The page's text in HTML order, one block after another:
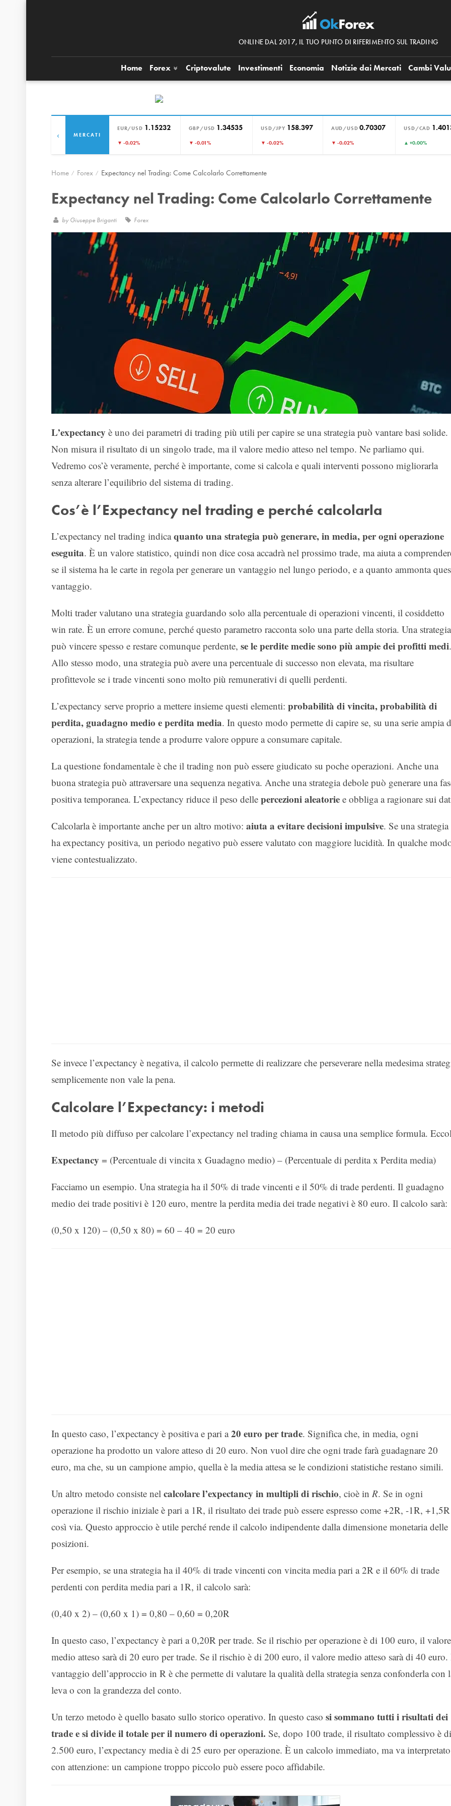
ONLINE DAL 2017, IL TUO PUNTO DI RIFERIMENTO SUL TRADING
Home Forex Criptovalute Investimenti Economia Notizie dai Mercati Cambi
MERCATI
EUR/USD 1.15232
▼ -0.02%
GBP/USD 1.34535
▼ -0.01%
USD/JPY 158.397
▼ -0.02%
AUD/USD 0.70307
▼ -0.02%
USD/CAD
▲ +0.00%
‹
Home Forex Expectancy nel Trading: Come Calcolarlo Correttamente
Expectancy nel Trading: Come Calcolarlo Correttamente
by Giuseppe Briganti Forex
L’expectancy è uno dei parametri di trading più utili per capire se una strategia può vantare basi solide.
Non misura il risultato di un singolo trade, ma il valore medio atteso nel tempo. Ne parliamo qui.
Vedremo cos’è veramente, perché è importante, come si calcola e quali interventi possono migliorarla
senza alterare l’equilibrio del sistema di trading.
Cos’è l’Expectancy nel trading e perché calcolarla
L’expectancy nel trading indicaquanto una strategia può generare, in media, per ogni operazione
eseguita. È un valore statistico, quindi non dice cosa accadrà nel prossimo trade, ma aiuta a
se il sistema ha le carte in regola per generare un vantaggio nel lungo periodo, e a quanto ammonta
vantaggio.
Molti trader valutano una strategia guardando solo alla percentuale di operazioni vincenti, il cosiddetto
win rate. È un errore comune, perché questo parametro racconta solo una parte della storia. Una strategia
può vincere spesso e restare comunque perdente, se le perdite medie sono più ampie dei profitti medi.
Allo stesso modo, una strategia può avere una percentuale di successo non elevata, ma risultare
profittevole se i trade vincenti sono molto più remunerativi di quelli perdenti.
L’expectancy serve proprio a mettere insieme questi elementi: probabilità di vincita, probabilità di
perdita, guadagno medio e perdita media. In questo modo permette di capire se, su una serie ampia
operazioni, la strategia tende a produrre valore oppure a consumare capitale.
La questione fondamentale è che il trading non può essere giudicato su poche operazioni. Anche una
buona strategia può attraversare una sequenza negativa. Anche una strategia debole può generare una
positiva temporanea. L’expectancy riduce il peso delle percezioni aleatorie e obbliga a ragionare sui
Calcolarla è importante anche per un altro motivo: aiuta a evitare decisioni impulsive. Se una strategia
ha expectancy positiva, un periodo negativo può essere valutato con maggiore lucidità. In qualche
viene contestualizzato.
Se invece l’expectancy è negativa, il calcolo permette di realizzare che perseverare nella medesima
semplicemente non vale la pena.
Calcolare l’Expectancy: i metodi
Il metodo più diffuso per calcolare l’expectancy nel trading chiama in causa una semplice formula.
Expectancy = (Percentuale di vincita x Guadagno medio) – (Percentuale di perdita x Perdita media)
Facciamo un esempio. Una strategia ha il 50% di trade vincenti e il 50% di trade perdenti. Il guadagno
medio dei trade positivi è 120 euro, mentre la perdita media dei trade negativi è 80 euro. Il calcolo sarà:
(0,50 x 120) – (0,50 x 80) = 60 – 40 = 20 euro
In questo caso, l’expectancy è positiva e pari a20 euro per trade. Significa che, in media, ogni
operazione ha prodotto un valore atteso di 20 euro. Non vuol dire che ogni trade farà guadagnare 20
euro, ma che, su un campione ampio, quella è la media attesa se le condizioni statistiche restano simili.
Un altro metodo consiste nel calcolare l’expectancy in multipli di rischio, cioè in R. Se in ogni
operazione il rischio iniziale è pari a 1R, il risultato dei trade può essere espresso come +2R, -1R,
così via. Questo approccio è utile perché rende il calcolo indipendente dalla dimensione monetaria delle
posizioni.
Per esempio, se una strategia ha il 40% di trade vincenti con vincita media pari a 2R e il 60% di trade
perdenti con perdita media pari a 1R, il calcolo sarà:
(0,40 x 2) – (0,60 x 1) = 0,80 – 0,60 = 0,20R
In questo caso, l’expectancy è pari a 0,20R per trade. Se il rischio per operazione è di 100 euro, il valore
medio atteso sarà di 20 euro per trade. Se il rischio è di 200 euro, il valore medio atteso sarà di 40
vantaggio dell’approccio in R è che permette di valutare la qualità della strategia senza confonderla con
leva o con la grandezza del conto.
Un terzo metodo è quello basato sullo storico operativo. In questo caso si sommano tutti i risultati dei
trade e si divide il totale per il numero di operazioni. Se, dopo 100 trade, il risultato complessivo è di
2.500 euro, l’expectancy media è di 25 euro per operazione. È un calcolo immediato, ma va interpretato
con attenzione: un campione troppo piccolo può essere poco affidabile.